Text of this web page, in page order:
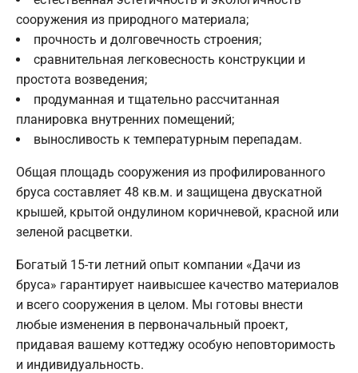
сооружения из природного материала;
прочность и долговечность строения;
сравнительная легковесность конструкции и
простота возведения;
продуманная и тщательно рассчитанная
планировка внутренних помещений;
выносливость к температурным перепадам.
Общая площадь сооружения из профилированного
бруса составляет 48 кв.м. и защищена двускатной
крышей, крытой ондулином коричневой, красной или
зеленой расцветки.
Богатый 15-ти летний опыт компании «Дачи из
бруса» гарантирует наивысшее качество материалов
и всего сооружения в целом. Мы готовы внести
любые изменения в первоначальный проект,
придавая вашему коттеджу особую неповторимость
и индивидуальность.